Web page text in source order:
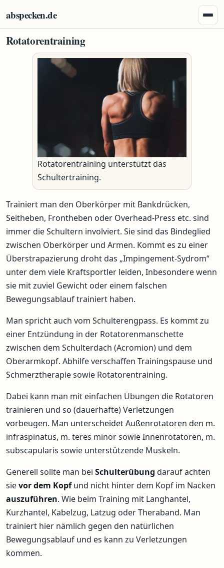
abspecken.de
Rotatorentraining
Rotatorentraining unterstützt das
Schultertraining.
Trainiert man den Oberkörper mit Bankdrücken,
Seitheben, Frontheben oder Overhead-Press etc. sind
immer die Schultern involviert. Sie sind das Bindeglied
zwischen Oberkörper und Armen. Kommt es zu einer
Überstrapazierung droht das „Impingement-Sydrom“
unter dem viele Kraftsportler leiden, Inbesondere wenn
sie mit zuviel Gewicht oder einem falschen
Bewegungsablauf trainiert haben.
Man spricht auch vom Schulterengpass. Es kommt zu
einer Entzündung in der Rotatorenmanschette
zwischen dem Schulterdach (Acromion) und dem
Oberarmkopf. Abhilfe verschaffen Trainingspause und
Schmerztherapie sowie Rotatorentraining.
Dabei kann man mit einfachen Übungen die Rotatoren
trainieren und so (dauerhafte) Verletzungen
vorbeugen. Man unterscheidet Außenrotatoren den m.
infraspinatus, m. teres minor sowie Innenrotatoren, m.
subscapularis sowie unterstützende Muskeln.
Generell sollte man bei Schulterübung darauf achten
sievor dem Kopfund nicht hinter dem Kopf im Nacken
auszuführen. Wie beim Training mit Langhantel,
Kurzhantel, Kabelzug, Latzug oder Theraband. Man
trainiert hier nämlich gegen den natürlichen
Bewegungsablauf und es kann zu Verletzungen
kommen.